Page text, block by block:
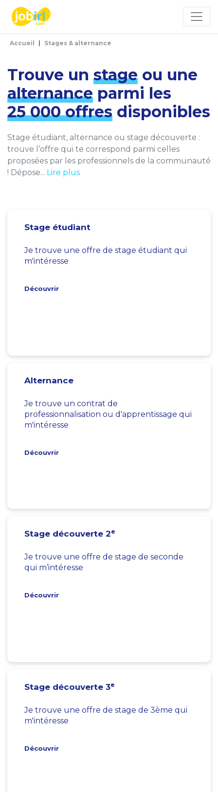
Accueil Stages & alternance
Trouve un stage ou une
alternance parmi les
25 000 offres disponibles
Stage étudiant, alternance ou stage découverte :
trouve l’offre qui te correspond parmi celles
proposées par les professionnels de la communauté
! Dépose... Lire plus
Stage étudiant
Je trouve une offre de stage étudiant qui
m'intéresse
Découvrir
Alternance
Je trouve un contrat de
professionnalisation ou d'apprentissage qui
m'intéresse
Découvrir
Stage découverte 2e
Je trouve une offre de stage de seconde
qui m’intéresse
Découvrir
Stage découverte 3e
Je trouve une offre de stage de 3ème qui
m'intéresse
Découvrir
Panneau de gestion des cookies